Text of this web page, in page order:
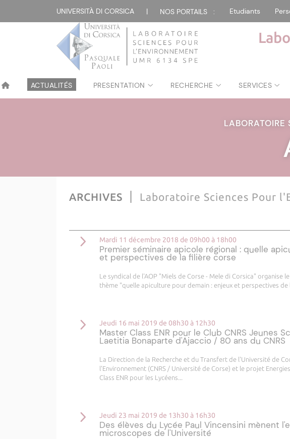
UNIVERSITÀ DI CORSICA | NOS PORTAILS : Etudiants
ACTUALITÉS PRESENTATION RECHERCHE SERVICES
LABORATOIRE
ARCHIVES Laboratoire Sciences Pour
Mardi 11 décembre 2018 de 09h00 à 18h00
Premier séminaire apicole régional : quelle
et perspectives de la filière corse
Le syndical de l'AOP "Miels de Corse - Mele di Corsica" organise
thème "quelle apiculture pour demain : enjeux et perspectives de
Jeudi 16 mai 2019 de 08h30 à 12h30
Master Class ENR pour le Club CNRS Jeunes
Laetitia Bonaparte d'Ajaccio / 80 ans du CNRS
La Direction de la Recherche et du Transfert de l'Université de
l'Environnement (CNRS / Université de Corse) et le projet
Class ENR pour les Lycéens...
Jeudi 23 mai 2019 de 13h30 à 16h30
Des élèves du Lycée Paul Vincensini mènent
microscopes de l'Université